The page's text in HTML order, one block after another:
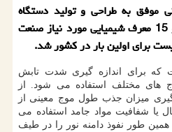
موفق به طراحی و تولید دستگاه
اندازه گیری اسپکتروفتومتر و 15 معرف شیمیایی مورد نیاز صنعت
برای اولین بار در کشور شد.
که برای اندازه گیری شدت تابش
های مختلف استفاده می شود. از
گیری میزان جذب طول موج معینی از
یا شفافیت مواد جامد استفاده می
همین طور نفوذ دامنه نور را در طیف